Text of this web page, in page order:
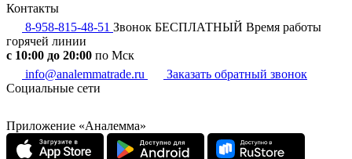
Контакты
8-958-815-48-51 Звонок БЕСПЛАТНЫЙ Время работы
горячей линии
c 10:00 до 20:00 по Мск
info@analemmatrade.ru
Заказать обратный звонок
Социальные сети
Приложение «Аналемма»